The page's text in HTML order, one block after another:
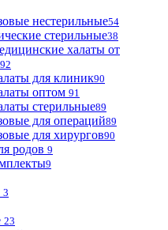
нестерильные54
стерильные38
халаты от
92
для клиник90
оптом 91
стерильные89
для операций89
для хирургов90
родов 9
9
3
23